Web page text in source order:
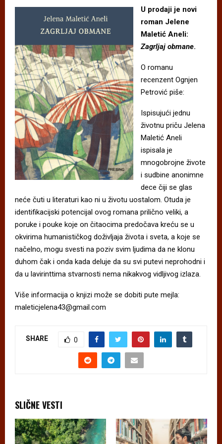
U prodaji je novi
roman Jelene
Maletić Aneli:
Zagrljaj obmane.
O romanu
recenzent Ognjen
Petrović piše:
Ispisujući jednu
životnu priču Jelena
Maletić Aneli
ispisala je
mnogobrojne živote
i sudbine anonimne
dece čiji se glas
neće čuti u literaturi kao ni u životu uostalom. Otuda je
identifikacijski potencijal ovog romana prilično veliki, a
poruke i pouke koje on čitaocima predočava kreću se u
okvirima humanističkog doživljaja života i sveta, a koje se
načelno, mogu svesti na poziv svim ljudima da ne klonu
duhom čak i onda kada deluje da su svi putevi neprohodni i
da u lavirinttima stvarnosti nema nikakvog vidljivog izlaza.
Više informacija o knjizi može se dobiti pute mejla:
maleticjelena43@gmail.com
SHARE 0
SLIČNE VESTI